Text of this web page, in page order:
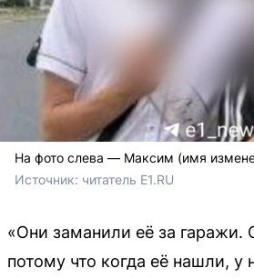
На фото слева — Максим (имя
Источник: читатель E1.RU
«Они заманили её за гаражи.
потому что когда её нашли, у